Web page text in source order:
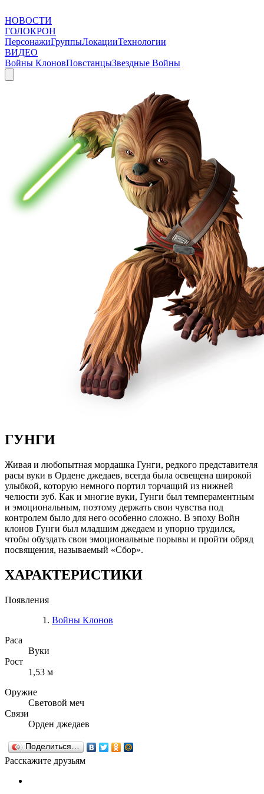
НОВОСТИ
ГОЛОКРОН
ПерсонажиГруппыЛокацииТехнологии
ВИДЕО
Войны КлоновПовстанцыЗвездные Войны
ГУНГИ
Живая и любопытная мордашка Гунги, редкого представителя
расы вуки в Ордене джедаев, всегда была освещена широкой
улыбкой, которую немного портил торчащий из нижней
челюсти зуб. Как и многие вуки, Гунги был темпераментным
и эмоциональным, поэтому держать свои чувства под
контролем было для него особенно сложно. В эпоху Войн
клонов Гунги был младшим джедаем и упорно трудился,
чтобы обуздать свои эмоциональные порывы и пройти обряд
посвящения, называемый «Сбор».
ХАРАКТЕРИСТИКИ
Появления
Войны Клонов
Раса
Вуки
Рост
1,53 м
Оружие
Световой меч
Связи
Орден джедаев
Поделиться…
Расскажите друзьям